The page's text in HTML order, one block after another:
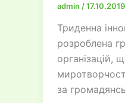
admin /17.10.2019
Триденна
розроблена
організацій,
за